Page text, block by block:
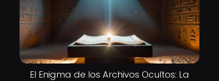
El Enigma de los Archivos Ocultos: La